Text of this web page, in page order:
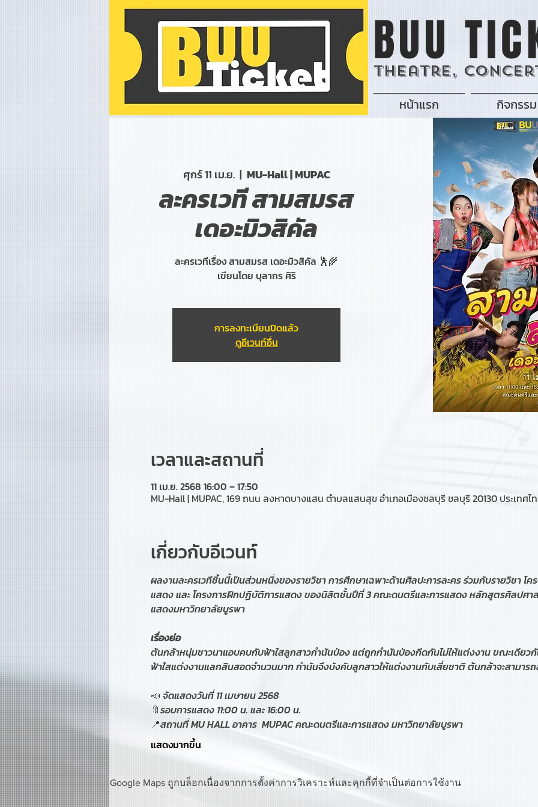
BUU
Theatre,
หน้าแรก กิจกรรม
ศุกร์ 11 เม.ย.
  |
MU-Hall | MUPAC
ละครเวที สามสมรส
เดอะมิวสิคัล
ละครเวทีเรื่อง สามสมรส เดอะมิวสิคัล 🕺🌾
เขียนโดย บุลากร ศิริ
การลงทะเบียนปิดแล้ว
ดูอีเวนท์อื่น
เวลาและสถานที่
11 เม.ย. 2568 16:00 – 17:50
MU-Hall | MUPAC, 169 ถนน ลงหาดบางแสน ตำบลแสนสุข อำเภอเมืองชลบุรี ชลบุรี 20130 ประเทศไ
เกี่ยวกับอีเวนท์
ผลงานละครเวทีชิ้นนี้เป็นส่วนหนึ่งของรายวิชา การศึกษาเฉพาะด้านศิลปะการละคร ร่วมกับรายวิชา โ
แสดง และ โครงการฝึกปฏิบัติการแสดง ของนิสิตชั้นปีที่ 3 คณะดนตรีและการแสดง หลักสูตรศิลปศ
แสดงมหาวิทยาลัยบูรพา
เรื่องย่อ
ต้นกล้าหนุ่มชาวนาแอบคบกับฟ้าใสลูกสาวกำนันป่อง แต่ถูกกำนันป่องกีดกันไม่ให้แต่งงาน ขณะเดียว
ฟ้าใสแต่งงานแลกสินสอดจำนวนมาก กำนันจึงบังคับลูกสาวให้แต่งงานกับเสี่ยชาติ ต้นกล้าจะสามารถ
📣 จัดแสดงวันที่ 11 เมษายน 2568
🔖รอบการแสดง 11:00 น. และ 16:00 น.
📍สถานที่ MU HALL อาคาร  MUPAC คณะดนตรีและการแสดง มหาวิทยาลัยบูรพา
แสดงมากขึ้น
Google Maps ถูกบล็อกเนื่องจากการตั้งค่าการวิเคราะห์และคุกกี้ที่จำเป็นต่อการใช้งาน